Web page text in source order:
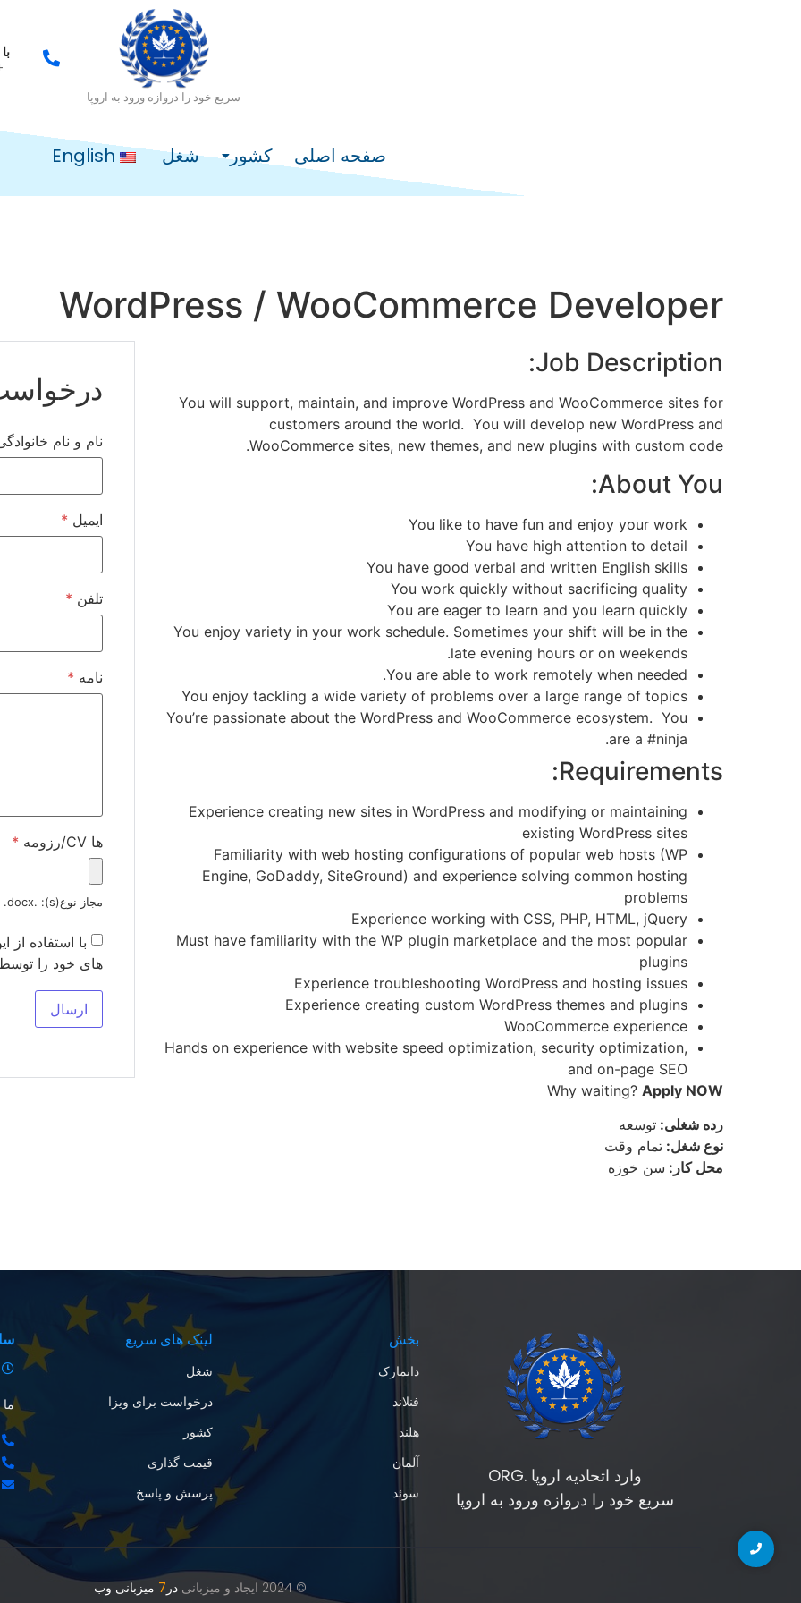
سریع خود را دروازه ورود به اروپا
00
صفحه اصلی کشور شغل English
WordPress / WooCommerce Developer
Job Description:
You will support, maintain, and improve WordPress and WooCommerce sites for
customers around the world. You will develop new WordPress and
WooCommerce sites, new themes, and new plugins with custom code.
About You:
You like to have fun and enjoy your work
You have high attention to detail
You have good verbal and written English skills
You work quickly without sacrificing quality
You are eager to learn and you learn quickly
You enjoy variety in your work schedule. Sometimes your shift will be in the
late evening hours or on weekends.
You are able to work remotely when needed.
You enjoy tackling a wide variety of problems over a large range of topics
You’re passionate about the WordPress and WooCommerce ecosystem. You
are a #ninja.
Requirements:
Experience creating new sites in WordPress and modifying or maintaining
existing WordPress sites
Familiarity with web hosting configurations of popular web hosts (WP
Engine, GoDaddy, SiteGround) and experience solving common hosting
problems
Experience working with CSS, PHP, HTML, jQuery
Must have familiarity with the WP plugin marketplace and the most popular
plugins
Experience troubleshooting WordPress and hosting issues
Experience creating custom WordPress themes and plugins
WooCommerce experience
Hands on experience with website speed optimization, security optimization,
and on-page SEO
Why waiting? Apply NOW
رده شغلی: توسعه
نوع شغل: تمام وقت
محل کار: سن خوزه
نام و نام
ایمیل *
تلفن *
نامه *
ها CV/رزومه *
مجاز نوع(s): .pdf, .doc, .docx
با استفاده
های خود را
وارد اتحادیه اروپا .ORG
سریع خود را دروازه ورود به اروپا
بخش
دانمارک
فنلاند
هلند
آلمان
سوئد
لینک های سریع
شغل
درخواست برای ویزا
کشور
قیمت گذاری
پرسش و پاسخ
© 2024 ایجاد و میزبانی در 7 میزبانی وب